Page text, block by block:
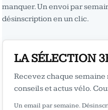
manquer. Un envoi par
désinscription en un clic.
LA SÉLECTION
Recevez chaque
conseils et actus vélo.
Un email par semaine.